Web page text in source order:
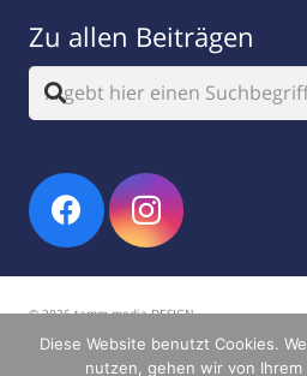
Zu allen Beiträgen
© 2026 tamm.media DESIGN
Diese Website benutzt Cookies.
nutzen, gehen wir von Ihrem